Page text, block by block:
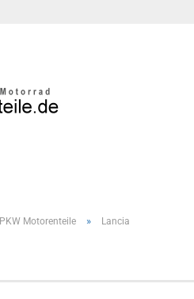
PKW Motorenteile » Lancia